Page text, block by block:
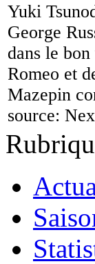
Yuki
George
dans le
Romeo et
Mazepin
source: